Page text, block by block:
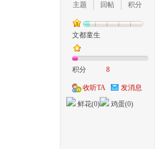
主题
回帖
积分
文都童生
积分 8
收听TA
发消息
鲜花(0) 鸡蛋(0)